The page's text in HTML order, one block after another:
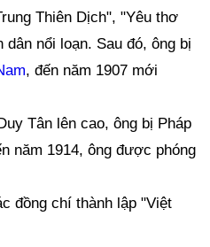
Thiên Dịch", "Yêu thơ
dân nổi loạn. Sau đó, ông bị
, đến năm 1907 mới
Tân lên cao, ông bị Pháp
năm 1914, ông được phóng
đồng chí thành lập "Việt